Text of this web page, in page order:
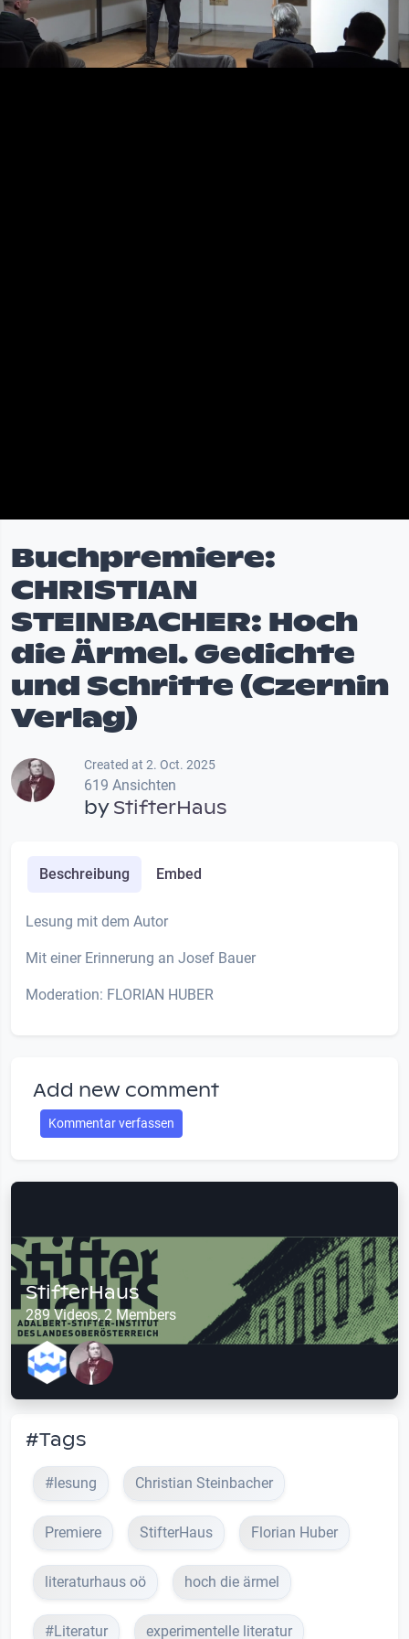
Video
Buchpremiere:
CHRISTIAN
STEINBACHER: Hoch
die Ärmel. Gedichte
und Schritte (Czernin
Verlag)
Created at 2. Oct. 2025
619 Ansichten
byStifterHaus
Beschreibung Embed
Lesung mit dem Autor
Mit einer Erinnerung an Josef Bauer
Moderation: FLORIAN HUBER
Add new comment
Kommentar verfassen
StifterHaus
289 Videos, 2 Members
#Tags
#lesung Christian Steinbacher
Premiere StifterHaus Florian Huber
literaturhaus oö hoch die ärmel
#Literatur experimentelle literatur